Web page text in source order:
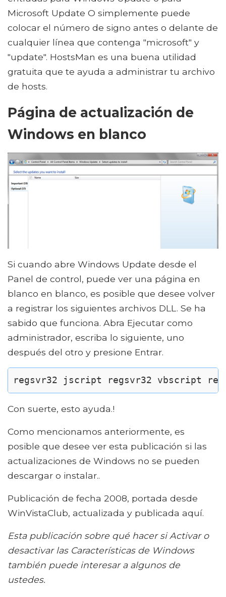
Microsoft Update O simplemente puede
colocar el número de signo antes o delante de
cualquier línea que contenga "microsoft" y
"update". HostsMan es una buena utilidad
gratuita que te ayuda a administrar tu archivo
de hosts.
Página de actualización de
Windows en blanco
Si cuando abre Windows Update desde el
Panel de control, puede ver una página en
blanco en blanco, es posible que desee volver
a registrar los siguientes archivos DLL. Se ha
sabido que funciona. Abra Ejecutar como
administrador, escriba lo siguiente, uno
después del otro y presione Entrar.
regsvr32 jscript regsvr32 vbscript
Con suerte, esto ayuda.!
Como mencionamos anteriormente, es
posible que desee ver esta publicación si las
actualizaciones de Windows no se pueden
descargar o instalar..
Publicación de fecha 2008, portada desde
WinVistaClub, actualizada y publicada aquí.
Esta publicación sobre qué hacer si Activar o
desactivar las Características de Windows
también puede interesar a algunos de
ustedes.